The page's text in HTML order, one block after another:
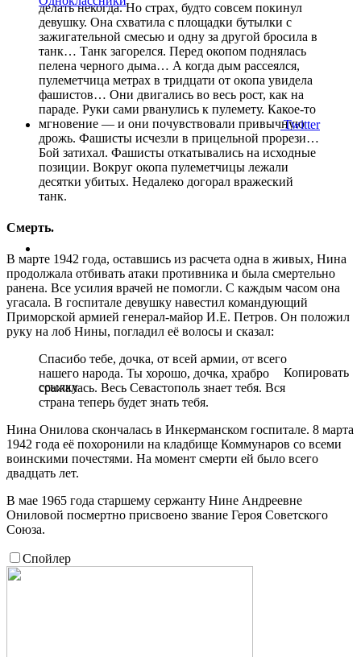
делать некогда. Но страх, будто совсем покинул
девушку. Она схватила с площадки бутылки с
зажигательной смесью и одну за другой бросила в
танк… Танк загорелся. Перед окопом поднялась
пелена черного дыма… А когда дым рассеялся,
пулеметчица метрах в тридцати от окопа увидела
фашистов… Они двигались во весь рост, как на
параде. Руки сами рванулись к пулемету. Какое-то
мгновение — и они почувствовали привычную
дрожь. Фашисты исчезли в прицельной прорези…
Бой затихал. Фашисты откатывались на исходные
позиции. Вокруг окопа пулеметчицы лежали
десятки убитых. Недалеко догорал вражеский
танк.
Смерть.
В марте 1942 года, оставшись из расчета одна в живых, Нина
продолжала отбивать атаки противника и была смертельно
ранена. Все усилия врачей не помогли. С каждым часом она
угасала. В госпитале девушку навестил командующий
Приморской армией генерал-майор И.Е. Петров. Он положил
руку на лоб Нины, погладил её волосы и сказал:
Спасибо тебе, дочка, от всей армии, от всего
нашего народа. Ты хорошо, дочка, храбро
сражалась. Весь Севастополь знает тебя. Вся
страна теперь будет знать тебя.
Нина Онилова скончалась в Инкерманском госпитале. 8 марта
1942 года её похоронили на кладбище Коммунаров со всеми
воинскими почестями. На момент смерти ей было всего
двадцать лет.
В мае 1965 года старшему сержанту Нине Андреевне
Ониловой посмертно присвоено звание Героя Советского
Союза.
Спойлер
Twitter
Копировать
ссылку